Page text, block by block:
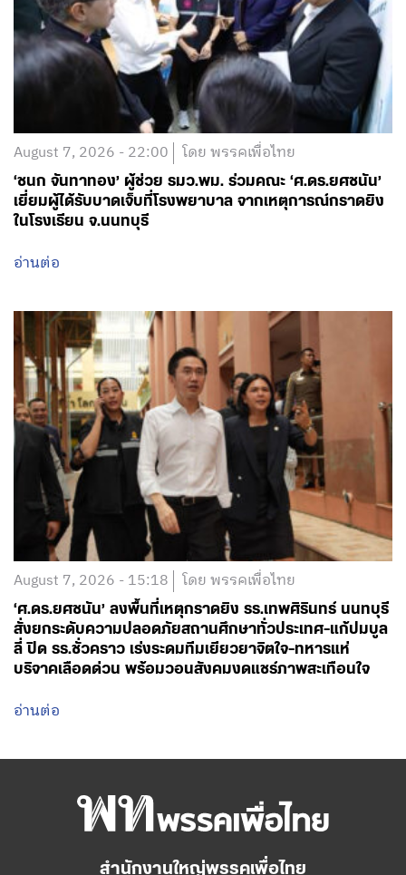
August 7, 2026 - 22:00 โดย พรรคเพื่อไทย
‘ชนก จันทาทอง’ ผู้ช่วย รมว.พม. ร่วมคณะ ‘ศ.ดร.ยศชนัน’
เยี่ยมผู้ได้รับบาดเจ็บที่โรงพยาบาล จากเหตุการณ์กราดยิง
ในโรงเรียน จ.นนทบุรี
อ่านต่อ
August 7, 2026 - 15:18 โดย พรรคเพื่อไทย
‘ศ.ดร.ยศชนัน’ ลงพื้นที่เหตุกราดยิง รร.เทพศิรินทร์ นนทบุรี
สั่งยกระดับความปลอดภัยสถานศึกษาทั่วประเทศ-แก้ปมบูล
ลี่ ปิด รร.ชั่วคราว เร่งระดมทีมเยียวยาจิตใจ-ทหารแห่
บริจาคเลือดด่วน พร้อมวอนสังคมงดแชร์ภาพสะเทือนใจ
อ่านต่อ
สำนักงานใหญ่พรรคเพื่อไทย